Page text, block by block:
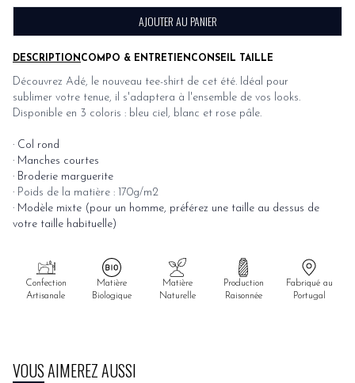
Confection
Artisanale
Matière
Biologique
Matière
Naturelle
Production
Raisonnée
Fabriqué au
Portugal
DESCRIPTIONCOMPO & ENTRETIENCONSEIL TAILLE
Découvrez Adé, le nouveau tee-shirt de cet été. Idéal pour
sublimer votre tenue, il s'adaptera à l'ensemble de vos looks.
Disponible en 3 coloris : bleu ciel, blanc et rose pâle.
· Col rond
· Manches courtes
· Broderie marguerite
· Poids de la matière : 170g/m2
· Modèle mixte (pour un homme, préférez une taille au dessus de
votre taille habituelle)
AJOUTER AU PANIER
VOUS AIMEREZ AUSSI